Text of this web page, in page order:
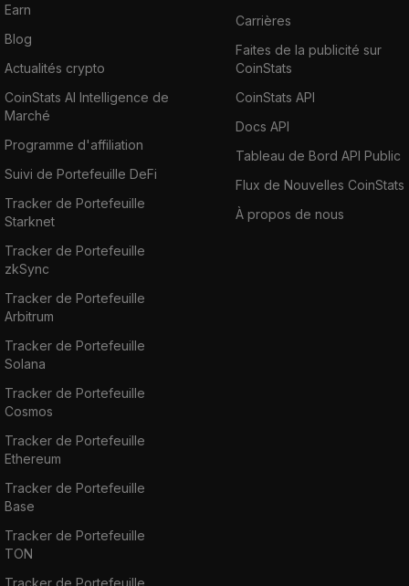
Earn
Blog
Actualités crypto
CoinStats AI Intelligence de
Marché
Programme d'affiliation
Suivi de Portefeuille DeFi
Tracker de Portefeuille
Starknet
Tracker de Portefeuille
zkSync
Tracker de Portefeuille
Arbitrum
Tracker de Portefeuille
Solana
Tracker de Portefeuille
Cosmos
Tracker de Portefeuille
Ethereum
Tracker de Portefeuille
Base
Tracker de Portefeuille
TON
Tracker de Portefeuille
Carrières
Faites de la publicité sur
CoinStats
CoinStats API
Docs API
Tableau de Bord API Public
Flux de Nouvelles CoinStats
À propos de nous